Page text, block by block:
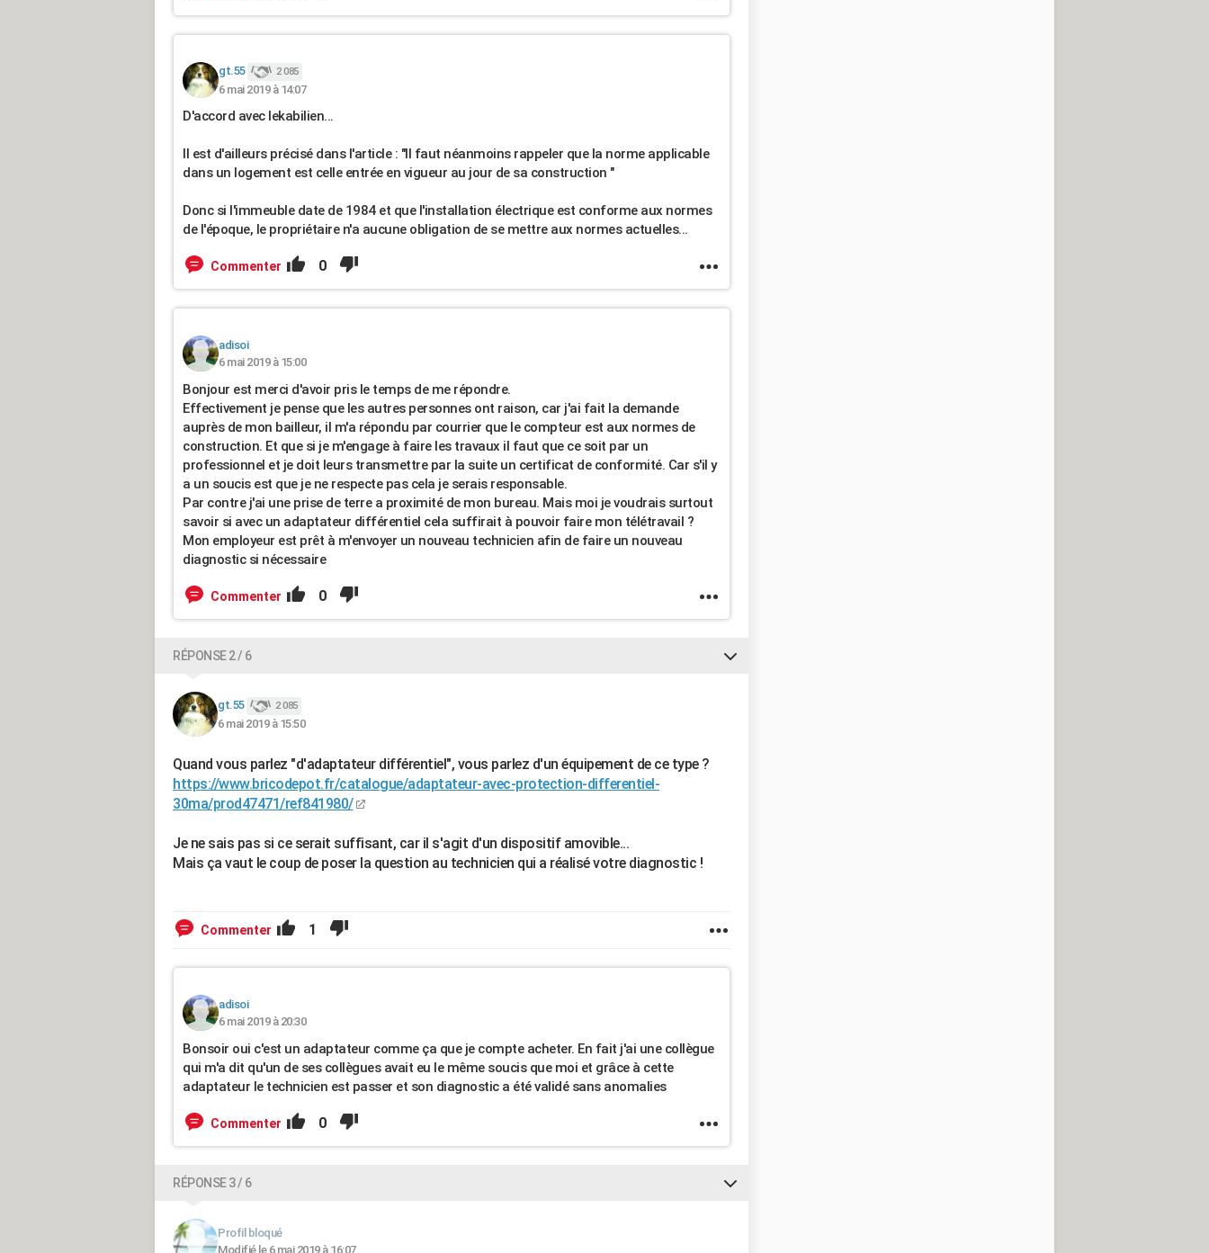
gt.55 2 085
6 mai 2019 à 14:07
D'accord avec lekabilien...
Il est d'ailleurs précisé dans l'article : "Il faut néanmoins rappeler que la norme applicable
dans un logement est celle entrée en vigueur au jour de sa construction "
Donc si l'immeuble date de 1984 et que l'installation électrique est conforme aux normes
de l'époque, le propriétaire n'a aucune obligation de se mettre aux normes actuelles...
Commenter 0
adisoi
6 mai 2019 à 15:00
Bonjour est merci d'avoir pris le temps de me répondre.
Effectivement je pense que les autres personnes ont raison, car j'ai fait la demande
auprès de mon bailleur, il m'a répondu par courrier que le compteur est aux normes de
construction. Et que si je m'engage à faire les travaux il faut que ce soit par un
professionnel et je doit leurs transmettre par la suite un certificat de conformité. Car s'il y
a un soucis est que je ne respecte pas cela je serais responsable.
Par contre j'ai une prise de terre a proximité de mon bureau. Mais moi je voudrais surtout
savoir si avec un adaptateur différentiel cela suffirait à pouvoir faire mon télétravail ?
Mon employeur est prêt à m'envoyer un nouveau technicien afin de faire un nouveau
diagnostic si nécessaire
Commenter 0
RÉPONSE 2 / 6
gt.55 2 085
6 mai 2019 à 15:50
Quand vous parlez "d'adaptateur différentiel", vous parlez d'un équipement de ce type ?
https://www.bricodepot.fr/catalogue/adaptateur-avec-protection-differentiel-
30ma/prod47471/ref841980/
Je ne sais pas si ce serait suffisant, car il s'agit d'un dispositif amovible...
Mais ça vaut le coup de poser la question au technicien qui a réalisé votre diagnostic !
Commenter 1
adisoi
6 mai 2019 à 20:30
Bonsoir oui c'est un adaptateur comme ça que je compte acheter. En fait j'ai une collègue
qui m'a dit qu'un de ses collègues avait eu le même soucis que moi et grâce à cette
adaptateur le technicien est passer et son diagnostic a été validé sans anomalies
Commenter 0
RÉPONSE 3 / 6
Profil bloqué
Modifié le 6 mai 2019 à 16:07